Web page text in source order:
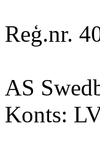
Reģ.nr.
AS
Konts: